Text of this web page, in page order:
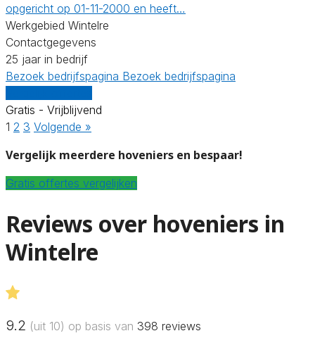
opgericht op 01-11-2000 en heeft…
Werkgebied Wintelre
Contactgegevens
25 jaar in bedrijf
Bezoek bedrijfspagina Bezoek bedrijfspagina
Gratis - Vrijblijvend
1 2 3 Volgende »
Vergelijk meerdere hoveniers en bespaar!
Gratis offertes vergelijken
Reviews over hoveniers in
Wintelre
9.2 (uit 10) op basis van 398 reviews